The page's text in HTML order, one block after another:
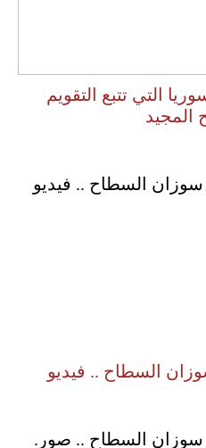
التي تتبع التقويم
المجيد
السطاح .. فيديو